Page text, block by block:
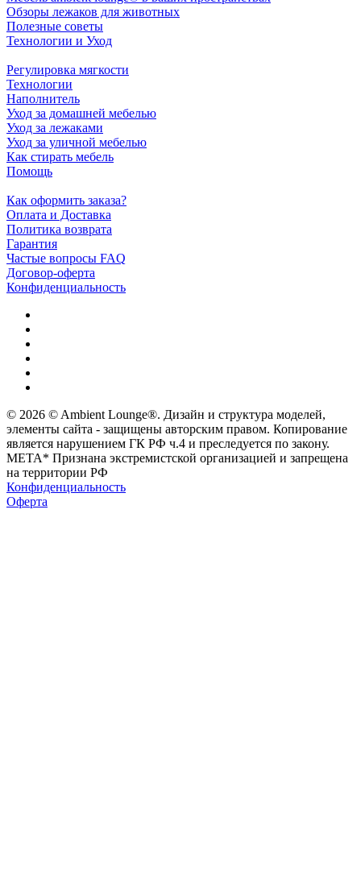
Обзоры лежаков для животных
Полезные советы
Технологии и Уход
Регулировка мягкости
Технологии
Наполнитель
Уход за домашней мебелью
Уход за лежаками
Уход за уличной мебелью
Как стирать мебель
Помощь
Как оформить заказа?
Оплата и Доставка
Политика возврата
Гарантия
Частые вопросы FAQ
Договор-оферта
Конфиденциальность
© 2026 © Ambient Lounge®. Дизайн и структура моделей,
элементы сайта - защищены авторским правом. Копирование
является нарушением ГК РФ ч.4 и преследуется по закону.
МЕТА* Признана экстремистской организацией и запрещена
на территории РФ
Конфиденциальность
Оферта